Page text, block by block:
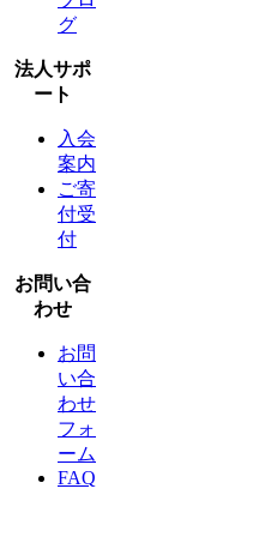
グ
法人サポ
ート
入会
案内
ご寄
付受
付
お問い合
わせ
お問
い合
わせ
フォ
ーム
FAQ